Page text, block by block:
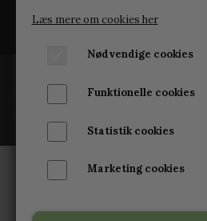
Du fortjener at
selv.
FRI FRAGT
Læs mere om cookies her
Nødvendige cookies
Funktionelle cookies
Statistik cookies
Marketing cookies